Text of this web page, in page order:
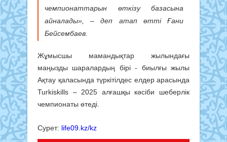
чемпионаттарын өткізу базасына
айналады», – деп атап өтті Ғани
Бейсембаев.
Жұмысшы мамандықтар жылындағы
маңызды шаралардың бірі - биылғы жылы
Ақтау қаласында түркітілдес елдер арасында
Turkiskills – 2025 алғашқы кәсіби шеберлік
чемпионаты өтеді.
Сурет: life09.kz/kz